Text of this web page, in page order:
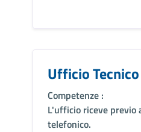
Ufficio Tecnico
Competenze :
L'ufficio riceve previo
telefonico.